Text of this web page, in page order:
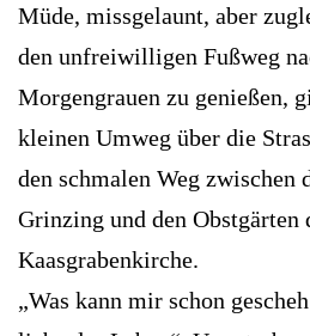
Müde, missgelaunt, aber
den unfreiwilligen Fußweg
Morgengrauen zu genießen,
kleinen Umweg über die
den schmalen Weg zwischen
Grinzing und den Obstgärten
Kaasgrabenkirche.
„Was kann mir schon